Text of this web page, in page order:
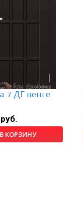
7 ДГ венге
В КОРЗИНУ